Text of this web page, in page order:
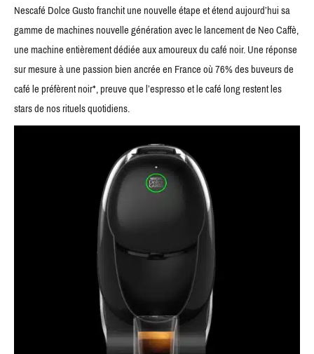
Nescafé Dolce Gusto franchit une nouvelle étape et étend aujourd’hui sa
gamme de machines nouvelle génération avec le lancement de Neo Caffè,
une machine entièrement dédiée aux amoureux du café noir. Une réponse
sur mesure à une passion bien ancrée en France où 76% des buveurs de
café le préfèrent noir*, preuve que l’espresso et le café long restent les
stars de nos rituels quotidiens.